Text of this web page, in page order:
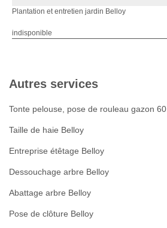
Plantation et entretien jardin Belloy
indisponible
Autres services
Tonte pelouse, pose de rouleau gazon 60
Taille de haie Belloy
Entreprise étêtage Belloy
Dessouchage arbre Belloy
Abattage arbre Belloy
Pose de clôture Belloy